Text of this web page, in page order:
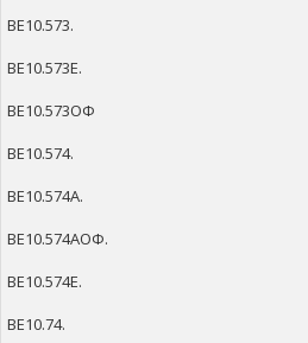
ВЕ10.573.
ВЕ10.573Е.
ВЕ10.573ОФ
ВЕ10.574.
ВЕ10.574А.
ВЕ10.574АОФ.
ВЕ10.574Е.
ВЕ10.74.